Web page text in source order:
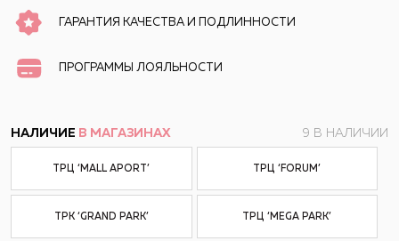
ГАРАНТИЯ КАЧЕСТВА И ПОДЛИННОСТИ
ПРОГРАММЫ ЛОЯЛЬНОСТИ
НАЛИЧИЕ В МАГАЗИНАХ 9 В НАЛИЧИИ
ТРЦ ‘MALL APORT’ ТРЦ ‘FORUM’
ТРК ‘GRAND PARK’ ТРЦ ‘MEGA PARK’